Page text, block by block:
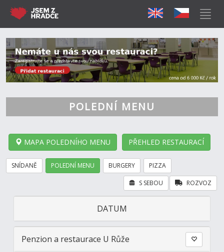
POLEDNÍ MENU
MAPA POLEDNÍHO MENU PŘEHLED RESTAURACÍ
SNÍDANĚ POLEDNÍ MENU BURGERY PIZZA
ROZVOZ
S SEBOU
DATUM
Penzion a restaurace U Růže